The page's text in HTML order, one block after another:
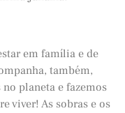
em família e de
também,
planeta e fazemos
viver! As sobras e os